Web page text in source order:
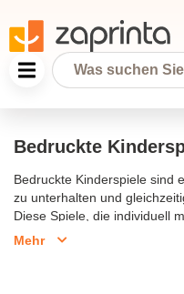
Bedruckte
Bedruckte Kinderspiele sind
zu unterhalten und
Diese Spiele, die individuell
werden können, bieten
Mehr